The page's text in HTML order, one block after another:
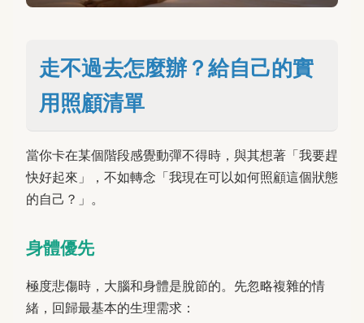
走不過去怎麼辦？給自己的實
用照顧清單
當你卡在某個階段感覺動彈不得時，與其想著「我要趕
快好起來」，不如轉念「我現在可以如何照顧這個狀態
的自己？」。
身體優先
極度悲傷時，大腦和身體是脫節的。先忽略複雜的情
緒，回歸最基本的生理需求：